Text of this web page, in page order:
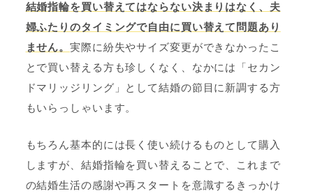
結婚指輪を買い替えてはならない決まりはなく、夫
婦ふたりのタイミングで自由に買い替えて問題あり
ません。実際に紛失やサイズ変更ができなかったこ
とで買い替える方も珍しくなく、なかには「セカン
ドマリッジリング」として結婚の節目に新調する方
もいらっしゃいます。
もちろん基本的には長く使い続けるものとして購入
しますが、結婚指輪を買い替えることで、これまで
の結婚生活の感謝や再スタートを意識するきっかけ